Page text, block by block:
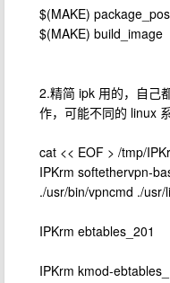
$(MAKE)
$(MAKE) build_image
2.精简 ipk 用的，自己
作，可能不同的 linux
cat << EOF > /tmp/
IPKrm softethervpn-
./usr/bin/vpncmd ./
IPKrm ebtables_201
IPKrm kmod-ebtables_